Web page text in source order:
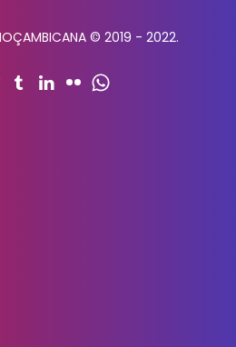
© 2019 - 2022.